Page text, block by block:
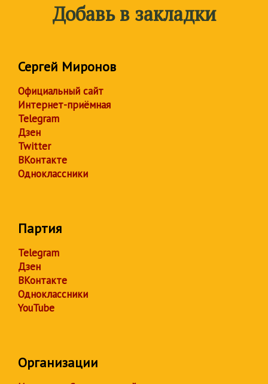
Добавь в закладки
Сергей Миронов
Официальный сайт
Интернет-приёмная
Telegram
Дзен
Twitter
ВКонтакте
Одноклассники
Партия
Telegram
Дзен
ВКонтакте
Одноклассники
YouTube
Организации